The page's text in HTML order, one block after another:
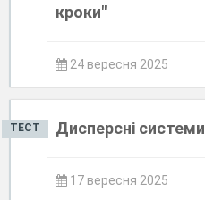
кроки"
24 вересня 2025
ТЕСТ Дисперсні системи
17 вересня 2025